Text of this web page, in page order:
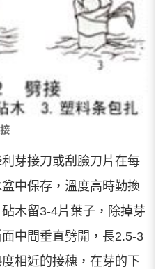
芽接刀或刮臉刀片在每
中保存，溫度高時勤換
木留3-4片葉子，除掉芽
中間垂直劈開，長2.5-3
相近的接穗，在芽的下